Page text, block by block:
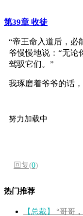
第39章 收徒
“帝王命入道后，必
爷慢慢地说：“无论
驾驭它们。”
我琢磨着爷爷的话，
努力加载中
回复(0)
热门推荐
【总裁】
“哥哥